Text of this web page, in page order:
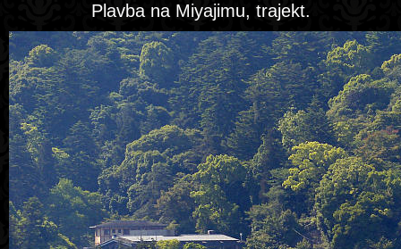
Plavba na Miyajimu, trajekt.